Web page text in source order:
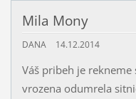
Mila Mony
DANA 14.12.2014
Váš pribeh je
vrozena odumrela